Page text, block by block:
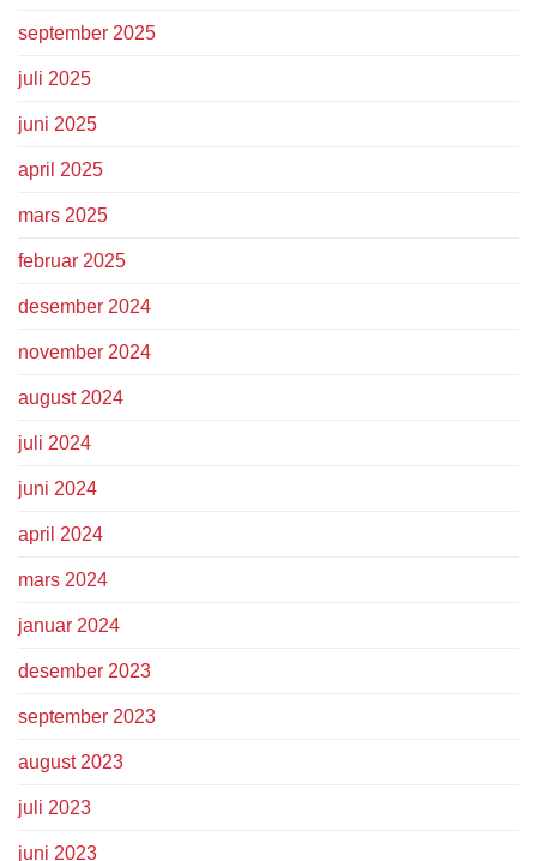
september 2025
juli 2025
juni 2025
april 2025
mars 2025
februar 2025
desember 2024
november 2024
august 2024
juli 2024
juni 2024
april 2024
mars 2024
januar 2024
desember 2023
september 2023
august 2023
juli 2023
juni 2023